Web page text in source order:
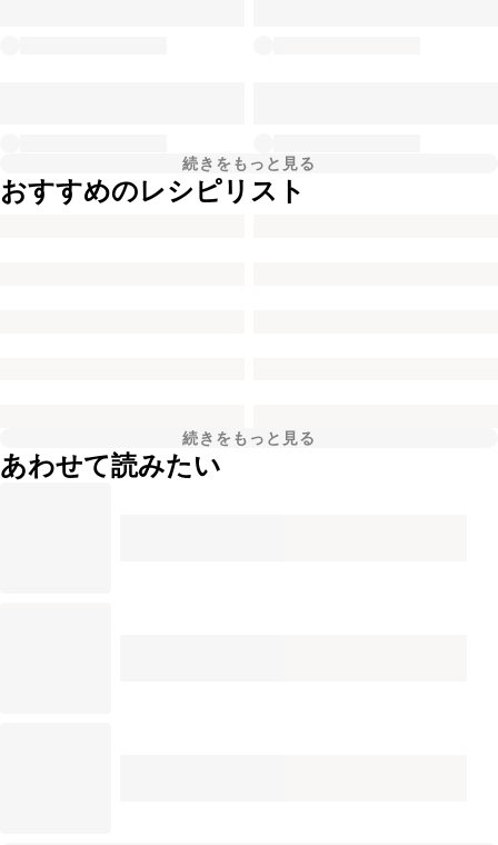
続きをもっと見る
おすすめのレシピリスト
続きをもっと見る
あわせて読みたい